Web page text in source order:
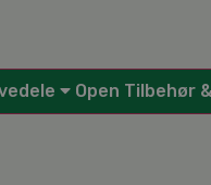
Open Tilbehør